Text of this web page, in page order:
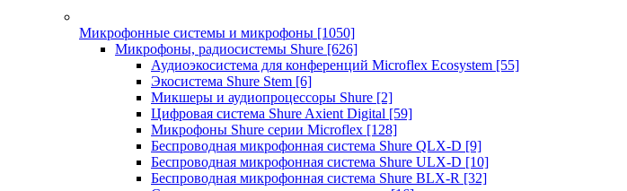
Микрофонные системы и микрофоны [1050]
Микрофоны, радиосистемы Shure [626]
Аудиоэкосистема для конференций Microflex Ecosystem [55]
Экосистема Shure Stem [6]
Микшеры и аудиопроцессоры Shure [2]
Цифровая система Shure Axient Digital [59]
Микрофоны Shure серии Microflex [128]
Беспроводная микрофонная система Shure QLX-D [9]
Беспроводная микрофонная система Shure ULX-D [10]
Беспроводная микрофонная система Shure BLX-R [32]